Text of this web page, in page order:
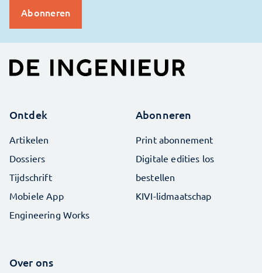
Ontdek
Artikelen
Dossiers
Tijdschrift
Mobiele App
Engineering Works
Abonneren
Print abonnement
Digitale edities los
bestellen
KIVI-lidmaatschap
Over ons